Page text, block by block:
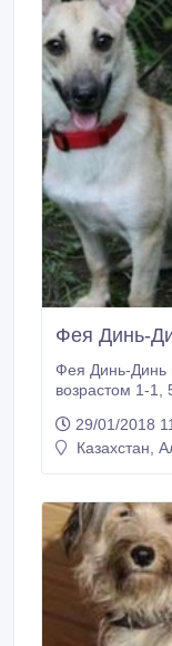
Фея Динь-
Фея Динь-Динь
возрастом 1-1, 5 года, стерильная.
особенность:
игры. Отдаётся
обеспечим
кормить и любить, и, конечно, помощь в
пределах.
29/01/2018
Казахстан,